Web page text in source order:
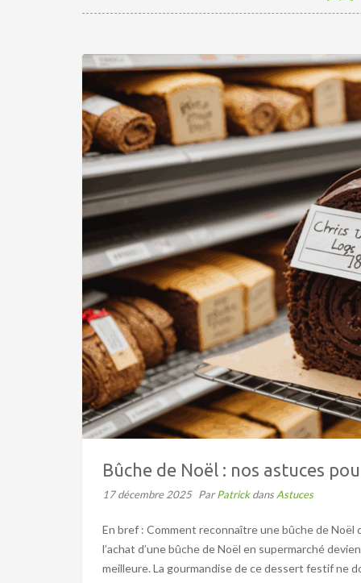
Bûche de Noël : nos astuces
17 décembre 2025 ParPatrickdans Astuces
En bref : Comment reconnaître une bûche de
l’achat d’une bûche de Noël en supermarché
meilleure. La gourmandise de ce dessert festif ne